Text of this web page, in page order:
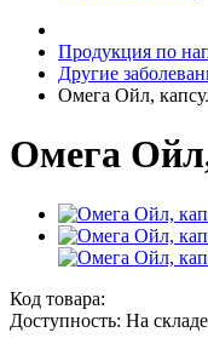
Продукция по
Другие
Омега Ойл,
Омега
Код товара:
Доступность: На складе